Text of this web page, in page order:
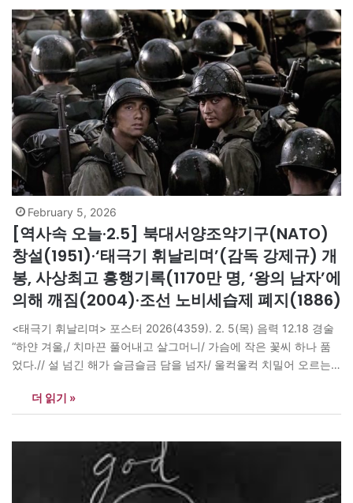
February 5, 2026
[역사속 오늘·2.5] 북대서양조약기구(NATO)
창설(1951)·‘태극기 휘날리며’(감독 강제규) 개
봉, 사상최고 흥행기록(1170만 명, ‘왕의 남자’에
의해 깨짐(2004)·조선 노비세습제 폐지(1886)
<태극기 휘날리며> 포스터 2026(4359). 2. 5(목) 음력 12.18 경술
“하얀 겨울,/ 치마끈 풀어내고 살그머니/ 가슴에 작은 꽃씨 하나 품
었다.// 설 넘긴 해가 슬금슬금 담을 넘자/ 울컥울컥 치밀어 오르는
에 꼼지락거리던/ 꽃눈 하나 눈 비비고 있다.” -목필균 ‘난 지금 입덧
중 –…
더 읽기 »